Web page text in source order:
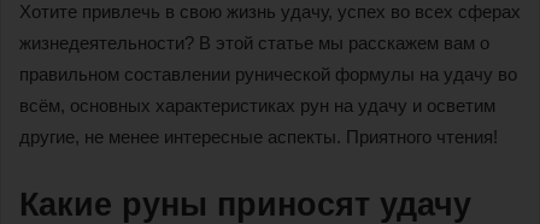
Хотите привлечь в свою жизнь удачу, успех во всех сферах
жизнедеятельности? В этой статье мы расскажем вам о
правильном составлении рунической формулы на удачу во
всём, основных характеристиках рун на удачу и осветим
другие, не менее интересные аспекты. Приятного чтения!
Какие руны приносят удачу